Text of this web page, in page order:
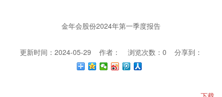
金年会股份2024年第一季度报告
更新时间：2024-05-29 作者： 浏览次数： 0 分享到：